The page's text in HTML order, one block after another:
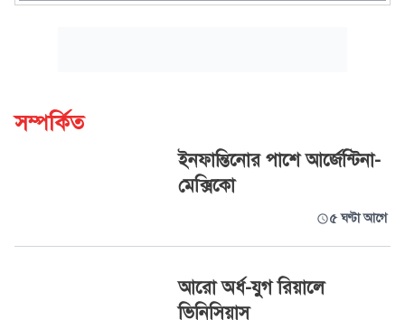
সম্পর্কিত
ইনফান্তিনোর পাশে আর্জেন্টিনা-
মেক্সিকো
৫ ঘণ্টা আগে
আরো অর্ধ-যুগ রিয়ালে
ভিনিসিয়াস